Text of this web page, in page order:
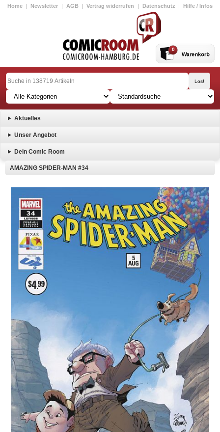
Home | Newsletter | AGB | Vertrag widerrufen | Datenschutz | Hilfe / Infos
0
Aktuelles
Unser Angebot
Dein Comic Room
AMAZING SPIDER-MAN #34